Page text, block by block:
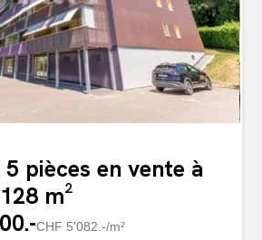
pièces en vente à
m²
CHF 5'082.-/m²